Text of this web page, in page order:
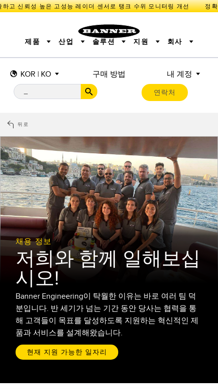
고 신뢰성 높은 고성능 레이더 센서로 탱크 수위 모니터링 개선
KOR | KO 구매 방법 내 계정
연락처
제품
센서 측정 솔루션
조명 및 표시기
기계 안전
산업용 무선
MONITORING SOLUTIONS
신제품 SNAP SIGNAL
액세서리
SOFTWARE
기술
센서
광전 센서
레이저 거리 측정
측정 어레이
3D 비행 시간(ToF)
레이더 센서
초음파 센서
광섬유 증폭기
슬롯, 라벨, 영역 감지 센서
산업 솔루션
IIOT 및 스마트 팩토리
스마트 센서
장비 보호
PICK-TO-LIGHT
PREDICTIVE MAINTENANCE
RADAR APPLICATIONS
IIOT 및 스마트 팩토리
Overall Equipment Effectiveness (OEE)
기계 모니터링/전체 장비 효율성
공장 커뮤니케이션
부품, 정비 또는 팔레트 픽업 요청
선행 에지 감지
원격 모니터링
예측 및 예방적 유지보수용 상태 모니터링
예측 유지보수
탱크 수위 모니터링
지원 회사
뒤로
채용 정보
저희와 함께 일해보십
시오!
Banner Engineering이 탁월한 이유는 바로 여러 팀 덕
분입니다. 반 세기가 넘는 기간 동안 당사는 협력을 통
해 고객들이 목표를 달성하도록 지원하는 혁신적인 제
품과 서비스를 설계해왔습니다.
현재 지원 가능한 일자리